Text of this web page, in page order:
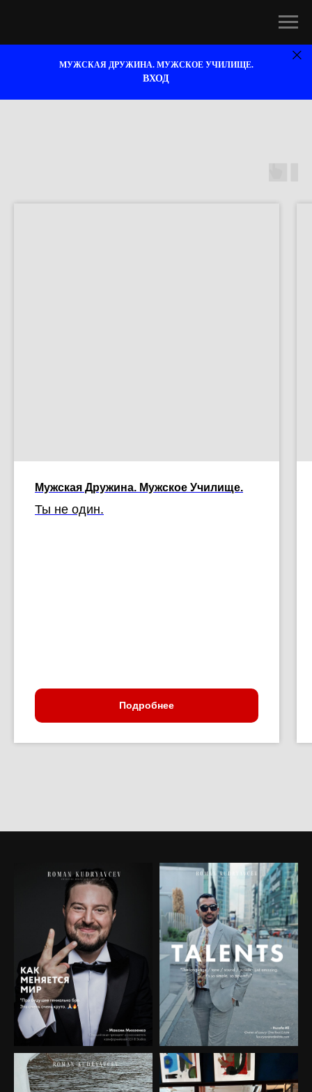
МУЖСКАЯ ДРУЖИНА. МУЖСКОЕ УЧИЛИЩЕ.
ВХОД
Мужская Дружина. Мужское Училище.
Ты не один.
Подробнее